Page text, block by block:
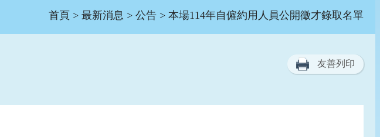
首頁 > 最新消息 > 公告 > 本場114年自僱約用人員公開徵才錄取名單
友善列印